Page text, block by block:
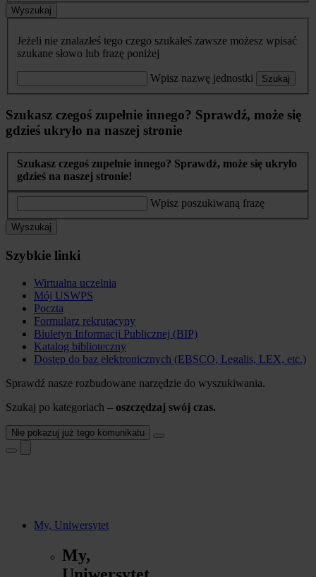
Wyszukaj
Jeżeli nie znalazłeś tego czego szukałeś zawsze możesz wpisać
szukane słowo lub frazę poniżej
Wpisz nazwę jednostki Szukaj
Szukasz czegoś zupełnie innego? Sprawdź, może się
gdzieś ukryło na naszej stronie
Szukasz czegoś zupełnie innego? Sprawdź, może się ukryło
gdzieś na naszej stronie!
Wpisz poszukiwaną frazę
Wyszukaj
Szybkie linki
Wirtualna uczelnia
Mój USWPS
Poczta
Formularz rekrutacyny
Biuletyn Informacji Publicznej (BIP)
Katalog biblioteczny
Dostęp do baz elektronicznych (EBSCO, Legalis, LEX, etc.)
Sprawdź nasze rozbudowane narzędzie do wyszukiwania.
Szukaj po kategoriach – oszczędzaj swój czas.
Nie pokazuj już tego komunikatu
My, Uniwersytet
My,